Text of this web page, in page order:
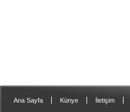
Ana Sayfa Künye İletişim